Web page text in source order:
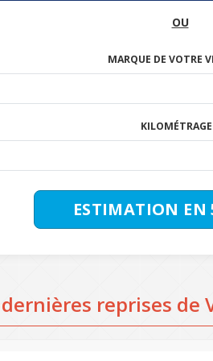
OU
MARQUE DE VOTRE
ESTIMATION EN
reprises de